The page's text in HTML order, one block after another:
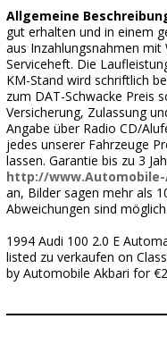
Allgemeine
gut erhalten und in einem
aus Inzahlungsnahmen mit
Serviceheft. Die
KM-Stand wird schriftlich
zum DAT-Schwacke Preis
Versicherung, Zulassung
Angabe über Radio CD/
jedes unserer Fahrzeuge
lassen. Garantie bis zu 3
http://www.Automobile-
an, Bilder sagen mehr als
Abweichungen sind möglich.
1994 Audi 100 2.0 E
listed zu verkaufen on
by Automobile Akbari for